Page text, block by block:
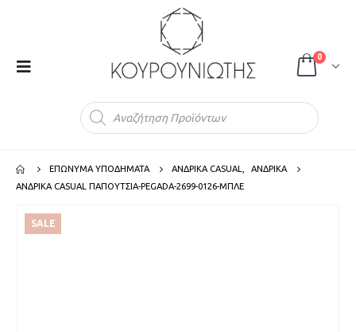
0
ΕΠΩΝΥΜΑ ΥΠΟΔΗΜΑΤΑ ΑΝΔΡΙΚΑ CASUAL
ΑΝΔΡΙΚΑ
ΑΝΔΡΙΚΑ CASUAL ΠΑΠΟΥΤΣΙΑ-PEGADA-2699-0126-ΜΠΛΕ
SALE